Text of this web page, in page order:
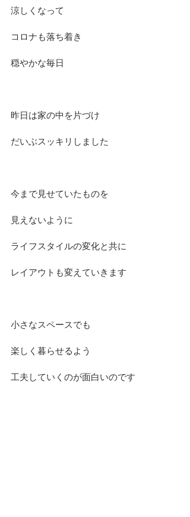
涼しくなって
コロナも落ち着き
穏やかな毎日
昨日は家の中を片づけ
だいぶスッキリしました
今まで見せていたものを
見えないように
ライフスタイルの変化と共に
レイアウトも変えていきます
小さなスペースでも
楽しく暮らせるよう
工夫していくのが面白いのです